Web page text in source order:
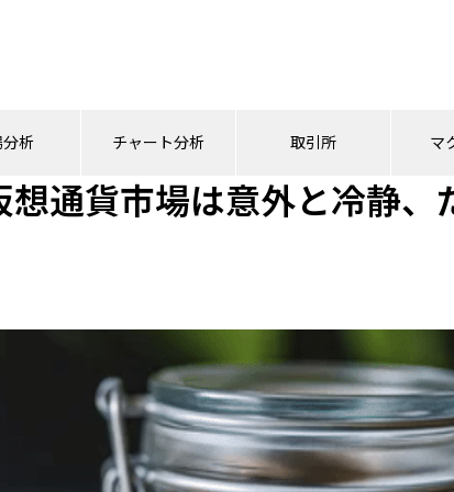
析 チャート分析 取引所 マ
想通貨市場は意外と冷静、